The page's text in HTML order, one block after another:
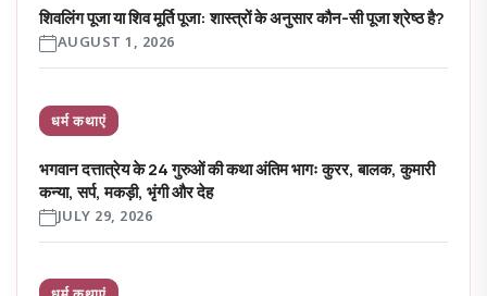
शिवलिंग पूजा या शिव मूर्ति पूजा: शास्त्रों के अनुसार कौन-सी पूजा श्रेष्ठ है?
AUGUST 1, 2026
धर्म कथाएं
भगवान दत्तात्रेय के 24 गुरुओं की कथा अंतिम भागः कुरर, बालक, कुमारी
कन्या, सर्प, मकड़ी, भृंगी और देह
JULY 29, 2026